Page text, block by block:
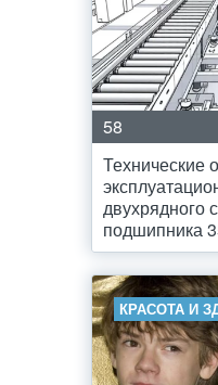
58
Технические
двухрядного
подшипника
КРАСОТА И